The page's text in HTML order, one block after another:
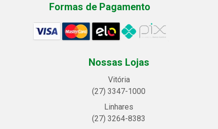
Formas de Pagamento
Nossas Lojas
Vitória
(27) 3347-1000
Linhares
(27) 3264-8383